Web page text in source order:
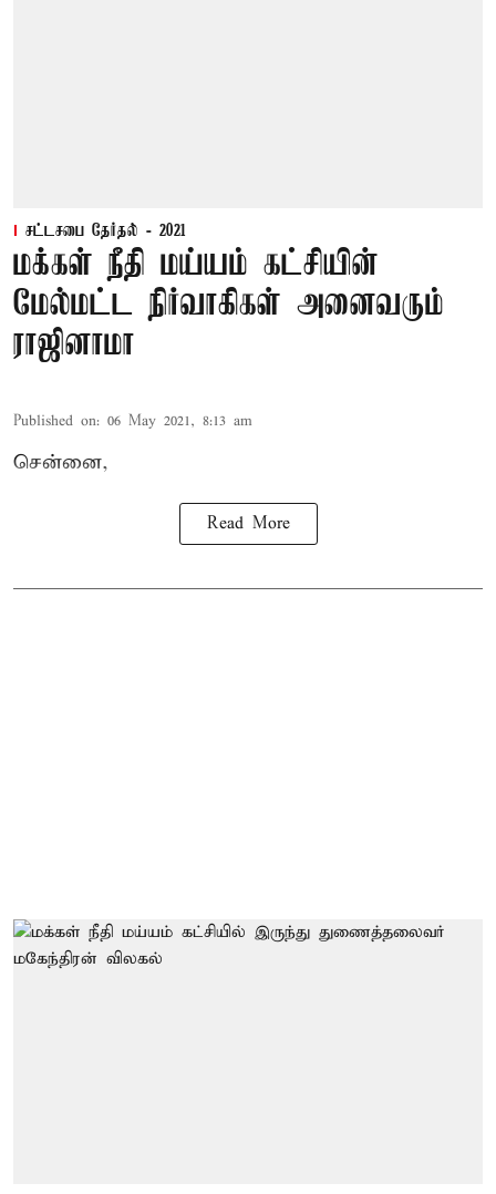
சட்டசபை தேர்தல் - 2021
மக்கள் நீதி மய்யம் கட்சியின்
மேல்மட்ட நிர்வாகிகள் அனைவரும்
ராஜினாமா
Published on: 06 May 2021, 8:13 am
சென்னை,
Read More